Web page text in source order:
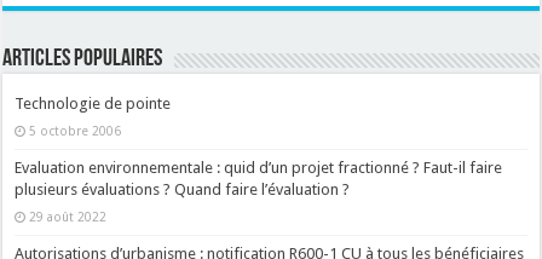
ARTICLES POPULAIRES
Technologie de pointe
5 octobre 2006
Evaluation environnementale : quid d’un projet fractionné ? Faut-il faire
plusieurs évaluations ? Quand faire l’évaluation ?
29 août 2022
Autorisations d’urbanisme : notification R600-1 CU à tous les bénéficiaires